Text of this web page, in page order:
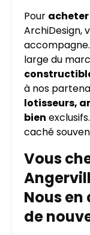
Pour
ArchiDesign,
large du
à nos
lotisseurs,
bien
caché
Vous
Nous
de